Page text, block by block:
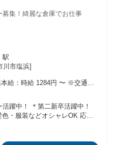
募集！綺麗な倉庫でお仕事
駅
川市塩浜]
時給 1284円 〜 ※交通費
躍中！ ＊第二新卒活躍中！
服装などオシャレOK 応募